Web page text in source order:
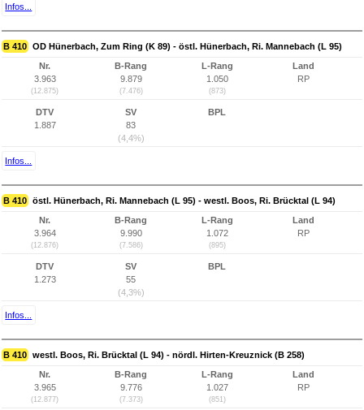
Infos...
B 410 OD Hünerbach, Zum Ring (K 89) - östl. Hünerbach, Ri. Mannebach (L 95)
Nr.
3.963
(12.875)
B-Rang
9.879
(7.476)
L-Rang
1.050
(873)
Land
RP
DTV
1.887
SV
83
(4,4%)
BPL
Infos...
B 410 östl. Hünerbach, Ri. Mannebach (L 95) - westl. Boos, Ri. Brücktal (L 94)
Nr.
3.964
(12.876)
B-Rang
9.990
(7.586)
L-Rang
1.072
(895)
Land
RP
DTV
1.273
SV
55
(4,3%)
BPL
Infos...
B 410 westl. Boos, Ri. Brücktal (L 94) - nördl. Hirten-Kreuznick (B 258)
Nr.
3.965
(12.877)
B-Rang
9.776
(7.373)
L-Rang
1.027
(851)
Land
RP